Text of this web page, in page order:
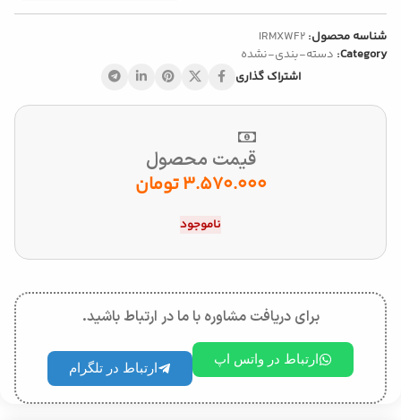
شناسه محصول: IRMXWF2
Category: دسته-بندی-نشده
اشتراک گذاری
قیمت محصول
3.570.000تومان
ناموجود
برای دریافت مشاوره با ما در ارتباط باشید.
ارتباط در واتس اپ
ارتباط در تلگرام